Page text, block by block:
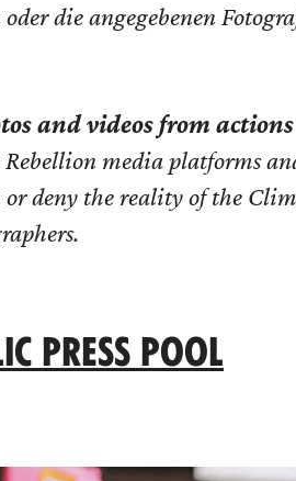
die angegebenen
and videos from
media platforms
deny the reality of the
PRESS POOL